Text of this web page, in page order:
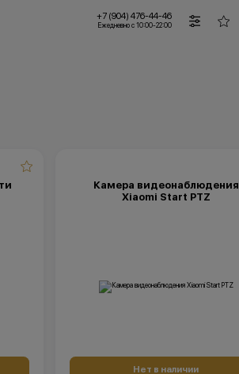
+7 (904) 476-44-46
Ежедневно с 10:00-22:00
Камера видеонаблюдения
Xiaomi Start PTZ
Нет в наличии